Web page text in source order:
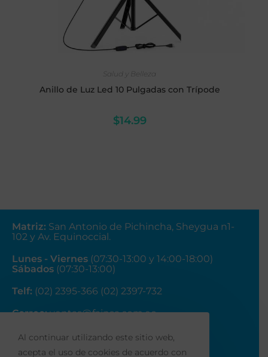
Salud y Belleza
Anillo de Luz Led 10 Pulgadas con Trípode
$14.99
Matriz: San Antonio de Pichincha, Sheygua n1-
102 y Av. Equinoccial.
Lunes - Viernes (07:30-13:00 y 14:00-18:00)
Sábados (07:30-13:00)
Telf: (02) 2395-366 (02) 2397-732
Correo:ventas@fainsa.com.ec
Al continuar utilizando este sitio web,
acepta el uso de cookies de acuerdo con